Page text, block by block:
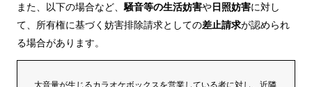
また、以下の場合など、 騒音等の生活妨害や日照妨害に対し
て、所有権に基づく妨害排除請求としての差止請求が認められ
る場合があります。
大音量が生じるカラオケボックスを営業している者に対し、近隣